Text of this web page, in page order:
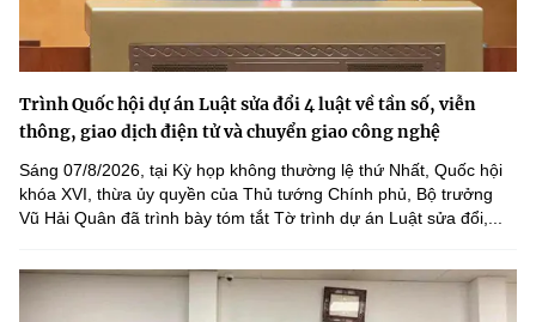
Trình Quốc hội dự án Luật sửa đổi 4 luật về tần số, viễn
thông, giao dịch điện tử và chuyển giao công nghệ
Sáng 07/8/2026, tại Kỳ họp không thường lệ thứ Nhất, Quốc hội
khóa XVI, thừa ủy quyền của Thủ tướng Chính phủ, Bộ trưởng
Vũ Hải Quân đã trình bày tóm tắt Tờ trình dự án Luật sửa đổi,...